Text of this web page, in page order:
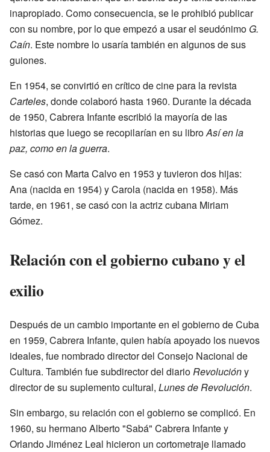
inapropiado. Como consecuencia, se le prohibió publicar
con su nombre, por lo que empezó a usar el seudónimo G.
Caín. Este nombre lo usaría también en algunos de sus
guiones.
En 1954, se convirtió en crítico de cine para la revista
Carteles, donde colaboró hasta 1960. Durante la década
de 1950, Cabrera Infante escribió la mayoría de las
historias que luego se recopilarían en su libroAsí en la
paz, como en la guerra.
Se casó con Marta Calvo en 1953 y tuvieron dos hijas:
Ana (nacida en 1954) y Carola (nacida en 1958). Más
tarde, en 1961, se casó con la actriz cubana Miriam
Gómez.
Relación con el gobierno cubano y el
exilio
Después de un cambio importante en el gobierno de Cuba
en 1959, Cabrera Infante, quien había apoyado los nuevos
ideales, fue nombrado director del Consejo Nacional de
Cultura. También fue subdirector del diarioRevolucióny
director de su suplemento cultural, Lunes de Revolución.
Sin embargo, su relación con el gobierno se complicó. En
1960, su hermano Alberto "Sabá" Cabrera Infante y
Orlando Jiménez Leal hicieron un cortometraje llamado